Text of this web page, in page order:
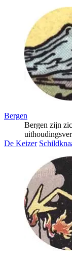
Bergen
Bergen zijn
De Keizer